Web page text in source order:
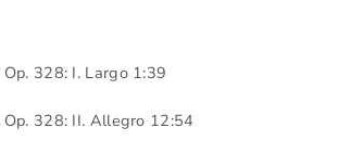
328: I. Largo 1:39
Op. 328: II. Allegro 12:54